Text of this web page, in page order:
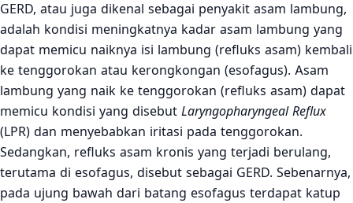
GERD, atau juga dikenal sebagai penyakit asam lambung,
adalah kondisi meningkatnya kadar asam lambung yang
dapat memicu naiknya isi lambung (refluks asam) kembali
ke tenggorokan atau kerongkongan (esofagus). Asam
lambung yang naik ke tenggorokan (refluks asam) dapat
memicu kondisi yang disebut Laryngopharyngeal Reflux
(LPR) dan menyebabkan iritasi pada tenggorokan.
Sedangkan, refluks asam kronis yang terjadi berulang,
terutama di esofagus, disebut sebagai GERD. Sebenarnya,
pada ujung bawah dari batang esofagus terdapat katup